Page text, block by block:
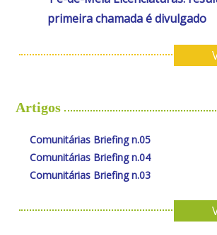
primeira chamada é divulgado
Artigos
Comunitárias Briefing n.05
Comunitárias Briefing n.04
Comunitárias Briefing n.03